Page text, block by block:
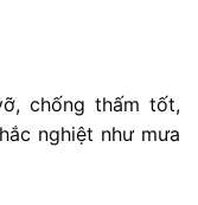
chống thấm tốt,
nghiệt như mưa